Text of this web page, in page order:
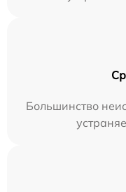
Большинство